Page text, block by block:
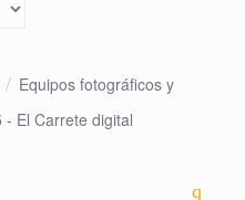
Equipos fotográficos y
- El Carrete digital